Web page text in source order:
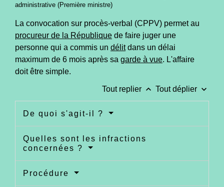
administrative (Première ministre)
La convocation sur procès-verbal (CPPV) permet au
procureur de la République de faire juger une
personne qui a commis un délitdans un délai
maximum de 6 mois après sa garde à vue. L'affaire
doit être simple.
Tout replier keyboard_arrow_up Tout déplier keyboard_arrow_down
De quoi s'agit-il ?
Quelles sont les infractions
concernées ?
Procédure